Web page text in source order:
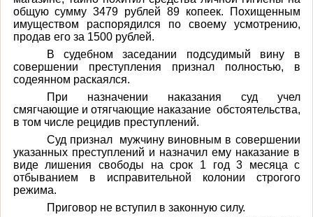
общую сумму 3479 рублей 89 копеек. Похищенным
имуществом распорядился по своему усмотрению,
продав его за 1500 рублей.
В судебном заседании подсудимый вину в
совершении преступления признал полностью, в
содеянном раскаялся.
При назначении наказания суд учел
смягчающие и отягчающие наказание обстоятельства,
в том числе рецидив преступлений.
Суд признал мужчину виновным в совершении
указанных преступлений и назначил ему наказание в
виде лишения свободы на срок 1 год 3 месяца с
отбыванием в исправительной колонии строгого
режима.
Приговор не вступил в законную силу.